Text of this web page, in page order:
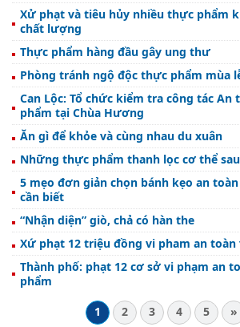
Xử phạt và tiêu hủy nhiều thực phẩm
chất lượng
Thực phẩm hàng đầu gây ung thư
Phòng tránh ngộ độc thực phẩm mùa
Can Lộc: Tổ chức kiểm tra công tác An
phẩm tại Chùa Hương
Ăn gì để khỏe và cùng nhau du xuân
Những thực phẩm thanh lọc cơ thể
5 mẹo đơn giản chọn bánh kẹo an
cần biết
“Nhận diện” giò, chả có hàn the
Xứ phạt 12 triệu đồng vi pham an
Thành phố: phạt 12 cơ sở vi phạm an
phẩm
1
2 3 4 5 »